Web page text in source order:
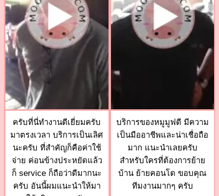
ครับที่นี่ทำงานดีเยี่ยมครับ
มาตรงเวลา บริการเป็นเลิศ
นะครับ ที่สำคัญก็คือค่าใช้
จ่าย ค่อนข้างประหยัดแล้ว
ก็ service ก็ถือว่าดีมากนะ
ครับ อันนี้ผมแนะนำให้มา
บริการของหมูมูฟดี มีความ
เป็นมืออาชีพและน่าเชื่อถือ
มาก แนะนำเลยครับ
สำหรับใครที่ต้องการย้าย
บ้าน ย้ายคอนโด ขอบคุณ
ทีมงานมากๆ ครับ